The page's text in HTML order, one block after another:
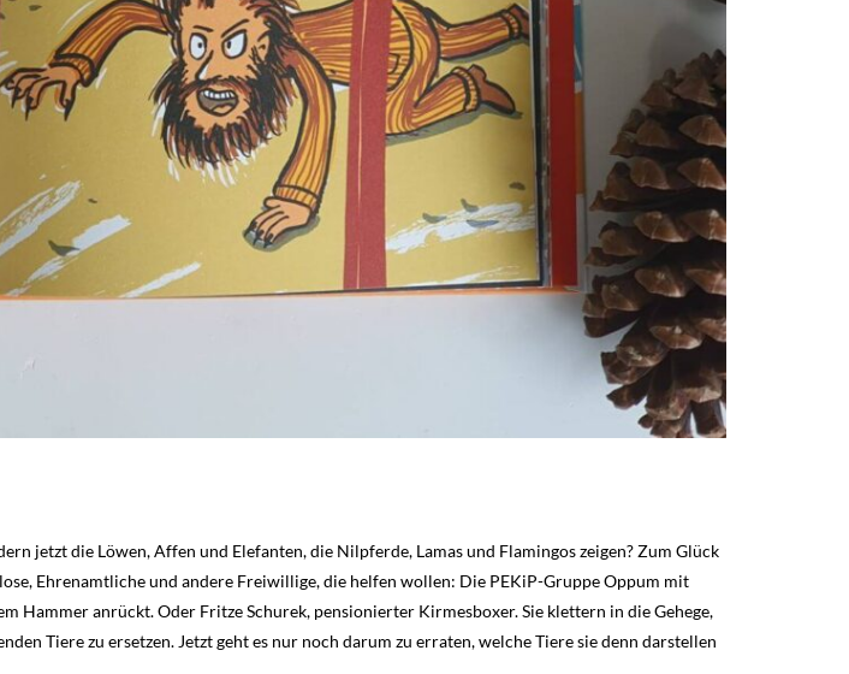
jetzt die Löwen, Affen und Elefanten, die Nilpferde, Lamas und Flamingos zeigen? Zum Glück
Ehrenamtliche und andere Freiwillige, die helfen wollen: Die PEKiP-Gruppe Oppum mit
Hammer anrückt. Oder Fritze Schurek, pensionierter Kirmesboxer. Sie klettern in die Gehege,
Tiere zu ersetzen. Jetzt geht es nur noch darum zu erraten, welche Tiere sie denn darstellen